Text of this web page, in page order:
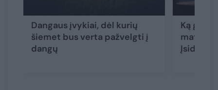
Dangaus įvykiai, dėl kurių
šiemet bus verta pažvelgti į
dangų
Ką